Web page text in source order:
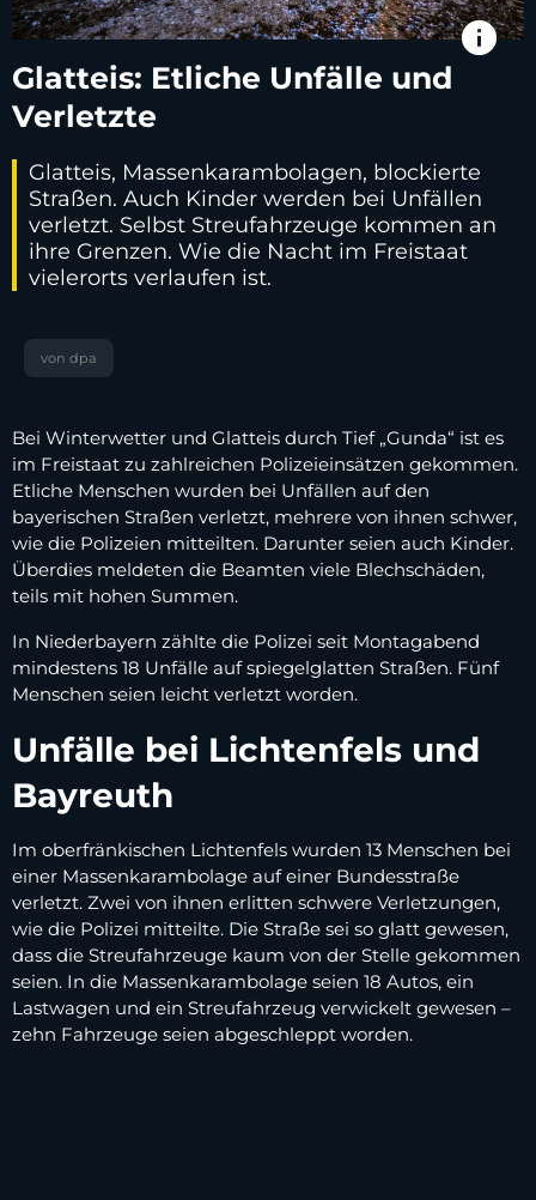
info
Glatteis: Etliche Unfälle und
Verletzte
Glatteis, Massenkarambolagen, blockierte
Straßen. Auch Kinder werden bei Unfällen
verletzt. Selbst Streufahrzeuge kommen an
ihre Grenzen. Wie die Nacht im Freistaat
vielerorts verlaufen ist.
von dpa
Bei Winterwetter und Glatteis durch Tief „Gunda“ ist es
im Freistaat zu zahlreichen Polizeieinsätzen gekommen.
Etliche Menschen wurden bei Unfällen auf den
bayerischen Straßen verletzt, mehrere von ihnen schwer,
wie die Polizeien mitteilten. Darunter seien auch Kinder.
Überdies meldeten die Beamten viele Blechschäden,
teils mit hohen Summen.
In Niederbayern zählte die Polizei seit Montagabend
mindestens 18 Unfälle auf spiegelglatten Straßen. Fünf
Menschen seien leicht verletzt worden.
Unfälle bei Lichtenfels und
Bayreuth
Im oberfränkischen Lichtenfels wurden 13 Menschen bei
einer Massenkarambolage auf einer Bundesstraße
verletzt. Zwei von ihnen erlitten schwere Verletzungen,
wie die Polizei mitteilte. Die Straße sei so glatt gewesen,
dass die Streufahrzeuge kaum von der Stelle gekommen
seien. In die Massenkarambolage seien 18 Autos, ein
Lastwagen und ein Streufahrzeug verwickelt gewesen –
zehn Fahrzeuge seien abgeschleppt worden.